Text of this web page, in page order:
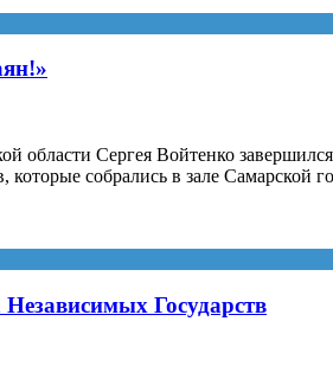
области Сергея Войтенко
собрались в зале
Независимых Государств